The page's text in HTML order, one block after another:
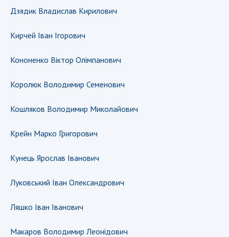
АКАДЕМІЯ КОМЕНТУЄ
КОНТАКТИ
ПРОФСПІЛКА НАН УКРАЇНИ
КАБІНЕТ
Дзядик Владислав Кирилович
Кирчей Іван Ігорович
Кононенко Віктор Олімпанович
Королюк Володимир Семенович
Кошляков Володимир Миколайович
Крейн Марко Григорович
Кунець Ярослав Іванович
Луковський Іван Олександрович
Ляшко Іван Іванович
Макаров Володимир Леонідович